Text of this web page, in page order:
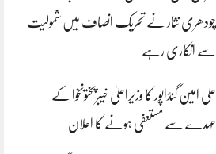
چودھری نثار نے تحریک انصاف میں شمولیت
سے انکاری رہے
علی امین گنڈاپور کا وزیراعلیٰ خیبرپختونخوا کے
عہدے سے مستعفی ہونے کا اعلان